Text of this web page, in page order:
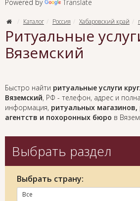
Powered by Translate
Каталог Россия Хабаровский край
Ритуальные
Вяземский
Быстро найти ритуальные услуги
Вяземский, РФ - телефон, адрес и
информация, ритуальных
агентств и похоронных бюро в
Выбрать раздел
Выбрать страну:
Все